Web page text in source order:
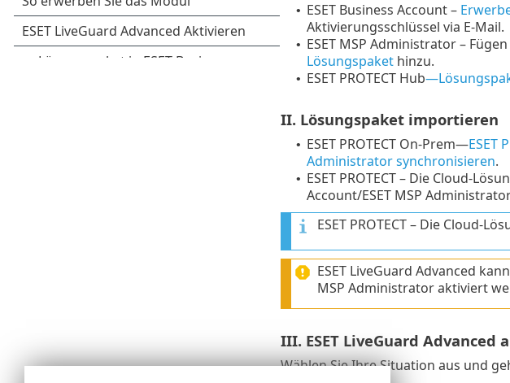
• ESET Business Account –
Aktivierungsschlüssel via E-Mail.
• ESET MSP Administrator –
Lösungspakethinzu.
• ESET PROTECT Hub
II. Lösungspaket importieren
• ESET PROTECT On-Prem—ESET
Administrator synchronisieren.
• ESET PROTECT – Die Cloud-
Account/ESET MSP
ESET PROTECT – Die Cloud-
ESET LiveGuard Advanced
MSP Administrator aktiviert
III. ESET LiveGuard
Wählen Sie Ihre Situation aus und